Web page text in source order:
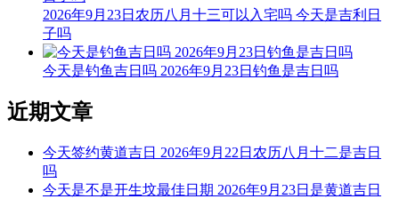
今天不可以安灶
根据该日的黄历信息分析可得，2026年7月29日为黑道日，就
好的影响， 但黑道日并不是完全忌讳安灶，若怕带来不好的
影响，云玥取名网请您可以另选个黄道吉日进行哦。
每日五行穿衣指南
【大吉色】白色、金黄、银色、灰色、米白
2026年9月23日农历八月十三可以入宅吗 今天是吉利日
子吗
今天是钓鱼吉日吗 2026年9月23日钓鱼是吉日吗
近期文章
今天签约黄道吉日 2026年9月22日农历八月十二是吉日
吗
今天是不是开生坟最佳日期 2026年9月23日是黄道吉日